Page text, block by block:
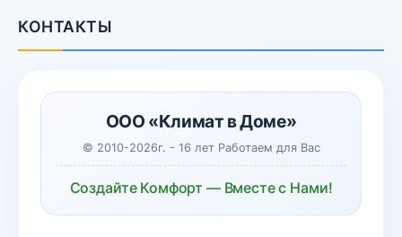
КОНТАКТЫ
ООО «Климат в Доме»
© 2010-2026г. - 16 лет Работаем для Вас
Создайте Комфорт — Вместе с Нами!